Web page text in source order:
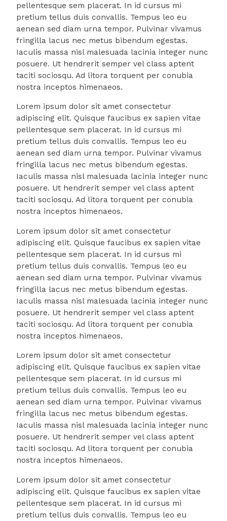
pellentesque sem placerat. In id cursus mi
pretium tellus duis convallis. Tempus leo eu
aenean sed diam urna tempor. Pulvinar vivamus
fringilla lacus nec metus bibendum egestas.
Iaculis massa nisl malesuada lacinia integer nunc
posuere. Ut hendrerit semper vel class aptent
taciti sociosqu. Ad litora torquent per conubia
nostra inceptos himenaeos.
Lorem ipsum dolor sit amet consectetur
adipiscing elit. Quisque faucibus ex sapien vitae
pellentesque sem placerat. In id cursus mi
pretium tellus duis convallis. Tempus leo eu
aenean sed diam urna tempor. Pulvinar vivamus
fringilla lacus nec metus bibendum egestas.
Iaculis massa nisl malesuada lacinia integer nunc
posuere. Ut hendrerit semper vel class aptent
taciti sociosqu. Ad litora torquent per conubia
nostra inceptos himenaeos.
Lorem ipsum dolor sit amet consectetur
adipiscing elit. Quisque faucibus ex sapien vitae
pellentesque sem placerat. In id cursus mi
pretium tellus duis convallis. Tempus leo eu
aenean sed diam urna tempor. Pulvinar vivamus
fringilla lacus nec metus bibendum egestas.
Iaculis massa nisl malesuada lacinia integer nunc
posuere. Ut hendrerit semper vel class aptent
taciti sociosqu. Ad litora torquent per conubia
nostra inceptos himenaeos.
Lorem ipsum dolor sit amet consectetur
adipiscing elit. Quisque faucibus ex sapien vitae
pellentesque sem placerat. In id cursus mi
pretium tellus duis convallis. Tempus leo eu
aenean sed diam urna tempor. Pulvinar vivamus
fringilla lacus nec metus bibendum egestas.
Iaculis massa nisl malesuada lacinia integer nunc
posuere. Ut hendrerit semper vel class aptent
taciti sociosqu. Ad litora torquent per conubia
nostra inceptos himenaeos.
Lorem ipsum dolor sit amet consectetur
adipiscing elit. Quisque faucibus ex sapien vitae
pellentesque sem placerat. In id cursus mi
pretium tellus duis convallis. Tempus leo eu